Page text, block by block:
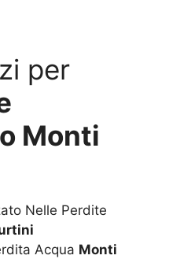
per
Monti
Nelle Perdite
Acqua Monti